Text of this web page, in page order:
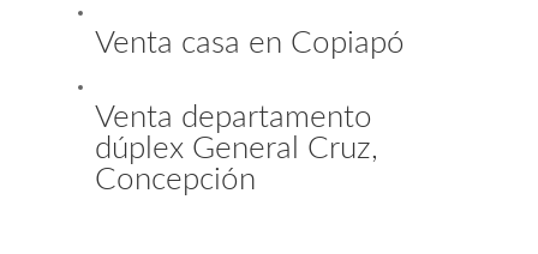
Venta casa en Copiapó
Venta departamento
dúplex General Cruz,
Concepción